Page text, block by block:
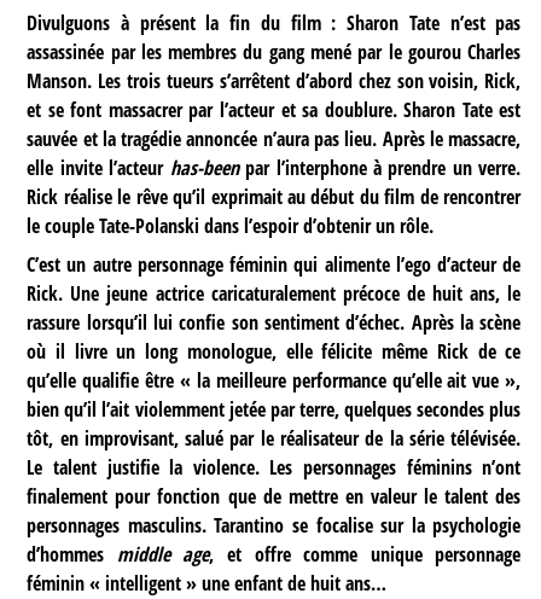
Divulguons à présent la fin du film : Sharon Tate n’est pas
assassinée par les membres du gang mené par le gourou Charles
Manson. Les trois tueurs s’arrêtent d’abord chez son voisin, Rick,
et se font massacrer par l’acteur et sa doublure. Sharon Tate est
sauvée et la tragédie annoncée n’aura pas lieu. Après le massacre,
elle invite l’acteur has-beenpar l’interphone à prendre un verre.
Rick réalise le rêve qu’il exprimait au début du film de rencontrer
le couple Tate-Polanski dans l’espoir d’obtenir un rôle.
C’est un autre personnage féminin qui alimente l’ego d’acteur de
Rick. Une jeune actrice caricaturalement précoce de huit ans, le
rassure lorsqu’il lui confie son sentiment d’échec. Après la scène
où il livre un long monologue, elle félicite même Rick de ce
qu’elle qualifie être « la meilleure performance qu’elle ait vue »,
bien qu’il l’ait violemment jetée par terre, quelques secondes plus
tôt, en improvisant, salué par le réalisateur de la série télévisée.
Le talent justifie la violence. Les personnages féminins n’ont
finalement pour fonction que de mettre en valeur le talent des
personnages masculins. Tarantino se focalise sur la psychologie
d’hommes middle age, et offre comme unique personnage
féminin « intelligent » une enfant de huit ans…